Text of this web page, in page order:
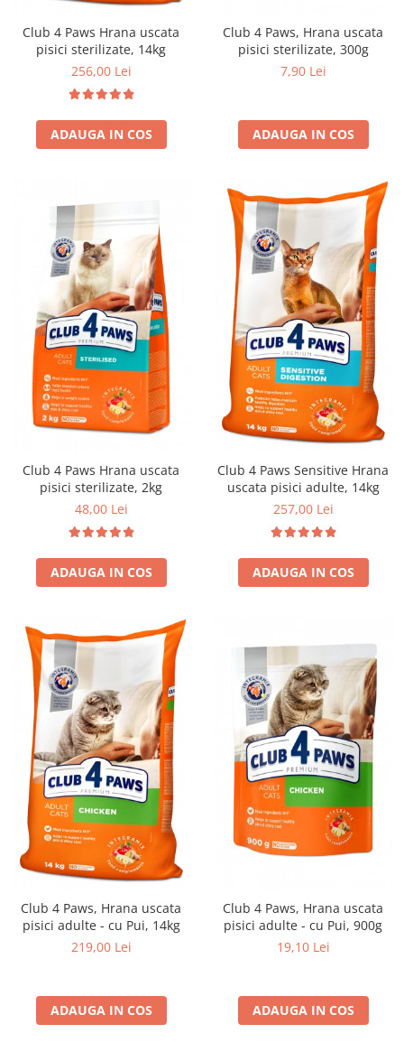
Club 4 Paws Hrana uscata
pisici sterilizate, 14kg
256,00 Lei
ADAUGA IN COS
Club 4 Paws, Hrana uscata
pisici sterilizate, 300g
7,90 Lei
ADAUGA IN COS
Club 4 Paws Hrana uscata
pisici sterilizate, 2kg
48,00 Lei
ADAUGA IN COS
Club 4 Paws Sensitive Hrana
uscata pisici adulte, 14kg
257,00 Lei
ADAUGA IN COS
Club 4 Paws, Hrana uscata
pisici adulte - cu Pui, 14kg
219,00 Lei
ADAUGA IN COS
Club 4 Paws, Hrana uscata
pisici adulte - cu Pui, 900g
19,10 Lei
ADAUGA IN COS